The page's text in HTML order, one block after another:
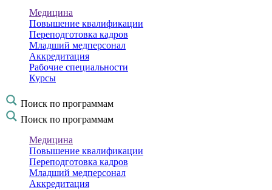
Медицина
Повышение квалификации
Переподготовка кадров
Младший медперсонал
Аккредитация
Рабочие специальности
Курсы
Поиск по программам
Поиск по программам
Медицина
Повышение квалификации
Переподготовка кадров
Младший медперсонал
Аккредитация